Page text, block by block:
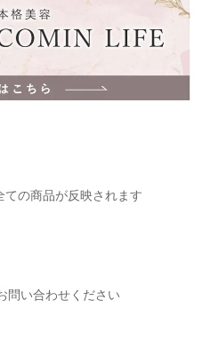
の商品が反映されます
問い合わせください